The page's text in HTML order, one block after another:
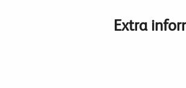
Extra